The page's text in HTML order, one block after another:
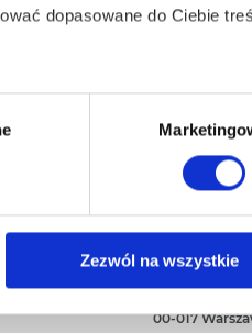
dopasowane do Ciebie
- są także takie, które
Zezwól na wszystkie
Empik S.A
00-017